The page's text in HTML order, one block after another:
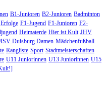
B1-Junioren B2-Junioren Badminton
Erfolge F1-Jugend F1-Junioren F2-
Heimaterde Hier ist Kult JHV
Duisburg Damen Mädchenfußball
Rangliste Sport Stadtmeisterschaften
U11 Juniorinnen U13 Juniorinnen U15